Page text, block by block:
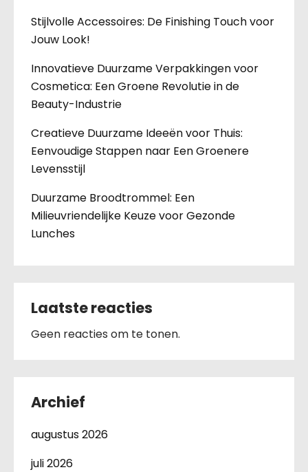
Stijlvolle Accessoires: De Finishing Touch voor
Jouw Look!
Innovatieve Duurzame Verpakkingen voor
Cosmetica: Een Groene Revolutie in de
Beauty-Industrie
Creatieve Duurzame Ideeën voor Thuis:
Eenvoudige Stappen naar Een Groenere
Levensstijl
Duurzame Broodtrommel: Een
Milieuvriendelijke Keuze voor Gezonde
Lunches
Laatste reacties
Geen reacties om te tonen.
Archief
augustus 2026
juli 2026